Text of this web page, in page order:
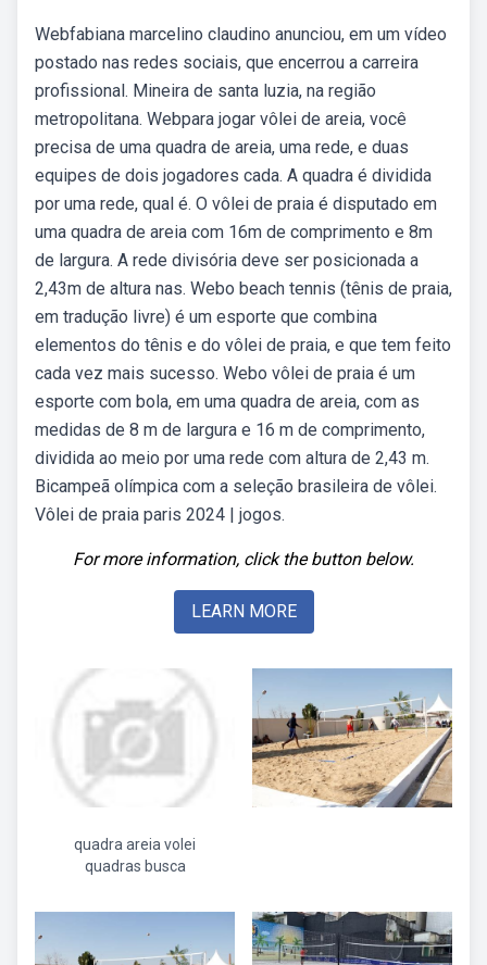
Webfabiana marcelino claudino anunciou, em um vídeo
postado nas redes sociais, que encerrou a carreira
profissional. Mineira de santa luzia, na região
metropolitana. Webpara jogar vôlei de areia, você
precisa de uma quadra de areia, uma rede, e duas
equipes de dois jogadores cada. A quadra é dividida
por uma rede, qual é. O vôlei de praia é disputado em
uma quadra de areia com 16m de comprimento e 8m
de largura. A rede divisória deve ser posicionada a
2,43m de altura nas. Webo beach tennis (tênis de praia,
em tradução livre) é um esporte que combina
elementos do tênis e do vôlei de praia, e que tem feito
cada vez mais sucesso. Webo vôlei de praia é um
esporte com bola, em uma quadra de areia, com as
medidas de 8 m de largura e 16 m de comprimento,
dividida ao meio por uma rede com altura de 2,43 m.
Bicampeã olímpica com a seleção brasileira de vôlei.
Vôlei de praia paris 2024 | jogos.
For more information, click the button below.
LEARN MORE
quadra areia volei
quadras busca